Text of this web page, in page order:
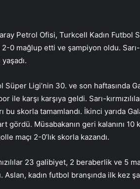
Petrol Ofisi, Turkcell Kadın Futbol
2-0 mağlup etti ve şampiyon oldu.
Süper Ligi’nin 30. ve son haftasında
ile karşı karşıya geldi. Sarı-
bu skorla tamamlandı. İkinci yarıda
gördü. Müsabakanın geri kalanını 10
maçı 2-0’lık skorla kazandı.
23 galibiyet, 2 beraberlik ve 5
Aslan, kadın futbol branşında ilk kez